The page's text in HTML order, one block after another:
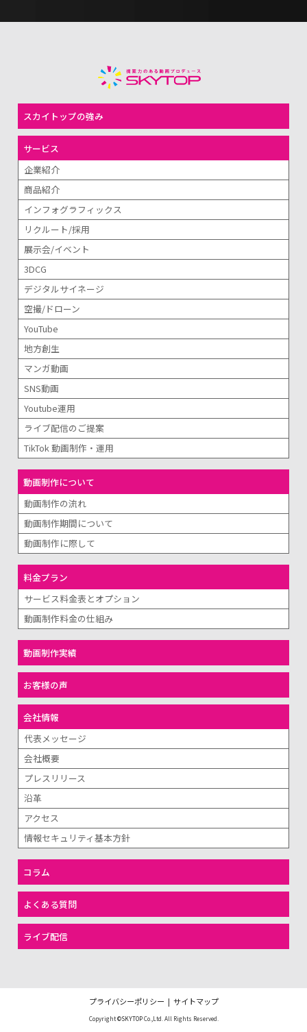
スカイトップの強み
サービス
企業紹介
商品紹介
インフォグラフィックス
リクルート/採用
展示会/イベント
3DCG
デジタルサイネージ
空撮/ドローン
YouTube
地方創生
マンガ動画
SNS動画
Youtube運用
ライブ配信のご提案
TikTok 動画制作・運用
動画制作について
動画制作の流れ
動画制作期間について
動画制作に際して
料金プラン
サービス料金表とオプション
動画制作料金の仕組み
動画制作実績
お客様の声
会社情報
代表メッセージ
会社概要
プレスリリース
沿革
アクセス
情報セキュリティ基本方針
コラム
よくある質問
ライブ配信
プライバシーポリシー | サイトマップ
Copyright©SKYTOPCo.,Ltd. All Rights Reserved.